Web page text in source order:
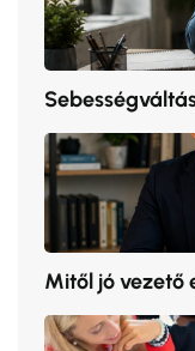
Mitől jó vezető